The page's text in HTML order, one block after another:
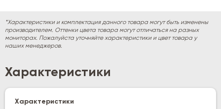
*Характеристики и комплектация данного товара могут быть изменены
производителем. Оттенки цвета товара могут отличаться на разных
мониторах. Пожалуйста уточняйте характеристики и цвет товара у
наших менеджеров.
Характеристики
Характеристики